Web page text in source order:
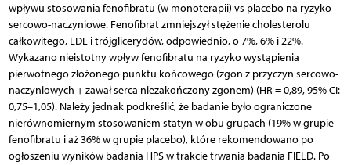
wpływu stosowania fenofibratu (w monoterapii) vs placebo na ryzyko
sercowo-naczyniowe. Fenofibrat zmniejszył stężenie cholesterolu
całkowitego, LDL i trójglicerydów, odpowiednio, o 7%, 6% i 22%.
Wykazano nieistotny wpływ fenofibratu na ryzyko wystąpienia
pierwotnego złożonego punktu końcowego (zgon z przyczyn sercowo-
naczyniowych + zawał serca niezakończony zgonem) (HR = 0,89, 95% CI:
0,75–1,05). Należy jednak podkreślić, że badanie było ograniczone
nierównomiernym stosowaniem statyn w obu grupach (19% w grupie
fenofibratu i aż 36% w grupie placebo), które rekomendowano po
ogłoszeniu wyników badania HPS w trakcie trwania badania FIELD. Po